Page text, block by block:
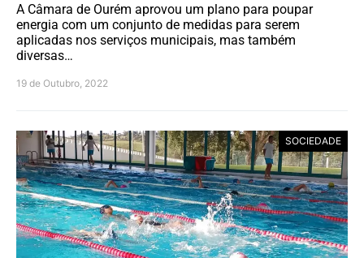
A Câmara de Ourém aprovou um plano para poupar
energia com um conjunto de medidas para serem
aplicadas nos serviços municipais, mas também
diversas…
19 de Outubro, 2022
SOCIEDADE